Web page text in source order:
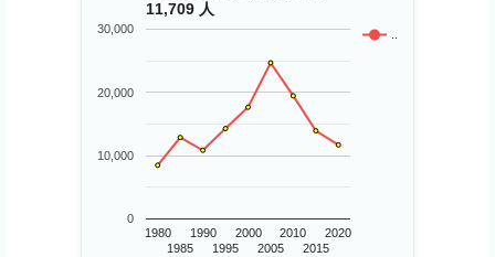
11,709 人
..
1980
1985
1990
1995
2000
2005
2010
2015
2020
0
10,000
20,000
30,000